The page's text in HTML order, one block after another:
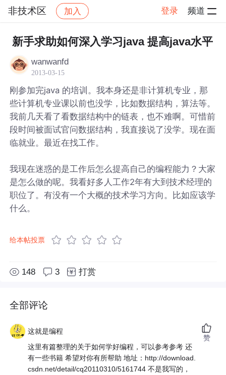
非技术区 加入 登录 频道
社区 非技术区 帖子详情
新手求助如何深入学习java 提高java水平
wanwanfd
2013-03-15
刚参加完java 的培训。我本身还是非计算机专业，那
些计算机专业课以前也没学，比如数据结构，算法等。
我前几天看了看数据结构中的链表，也不难啊。可惜前
段时间被面试官问数据结构，我直接说了没学。现在面
临就业。最近在找工作。
我现在迷惑的是工作后怎么提高自己的编程能力？大家
是怎么做的呢。我看好多人工作2年有大到技术经理的
职位了。有没有一个大概的技术学习方向。比如应该学
什么。
给本帖投票
148 3 打赏
全部评论
这就是编程
这里有篇整理的关于如何学好编程，可以参考参考 还
有一些书籍 希望对你有所帮助 地址：http://download.
csdn.net/detail/cq20110310/5161744 不是我写的，
赞